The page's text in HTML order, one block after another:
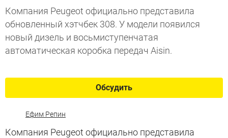
Компания Peugeot официально представила
обновленный хэтчбек 308. У модели появился
новый дизель и восьмиступенчатая
автоматическая коробка передач Aisin.
Обсудить
Ефим Репин
Компания Peugeot официально представила